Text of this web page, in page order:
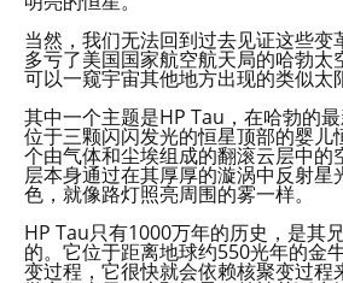
当然，我们无法回到过去见证这些
多亏了美国国家航空航天局的哈勃太
可以一窥宇宙其他地方出现的类似太
其中一个主题是HP Tau，在哈勃的
位于三颗闪闪发光的恒星顶部的婴儿
个由气体和尘埃组成的翻滚云层中的
层本身通过在其厚厚的漩涡中反射星
色，就像路灯照亮周围的雾一样。
HP Tau只有1000万年的历史，是其
的。它位于距离地球约550光年的金
变过程，它很快就会依赖核聚变过程